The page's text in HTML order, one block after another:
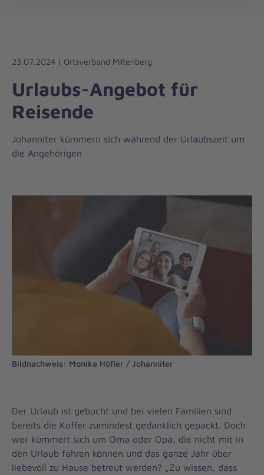
23.07.2024 | Ortsverband Miltenberg
Urlaubs-Angebot für
Reisende
Johanniter kümmern sich während der Urlaubszeit um
die Angehörigen
Bildnachweis: Monika Höfler / Johanniter
Der Urlaub ist gebucht und bei vielen Familien sind
bereits die Koffer zumindest gedanklich gepackt. Doch
wer kümmert sich um Oma oder Opa, die nicht mit in
den Urlaub fahren können und das ganze Jahr über
liebevoll zu Hause betreut werden? „Zu wissen, dass